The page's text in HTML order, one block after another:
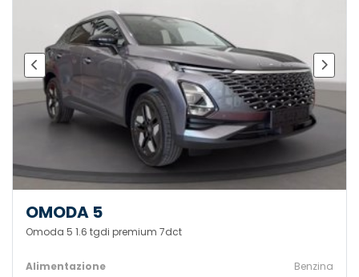
OMODA 5
Omoda 5 1.6 tgdi premium 7dct
Alimentazione
Benzina